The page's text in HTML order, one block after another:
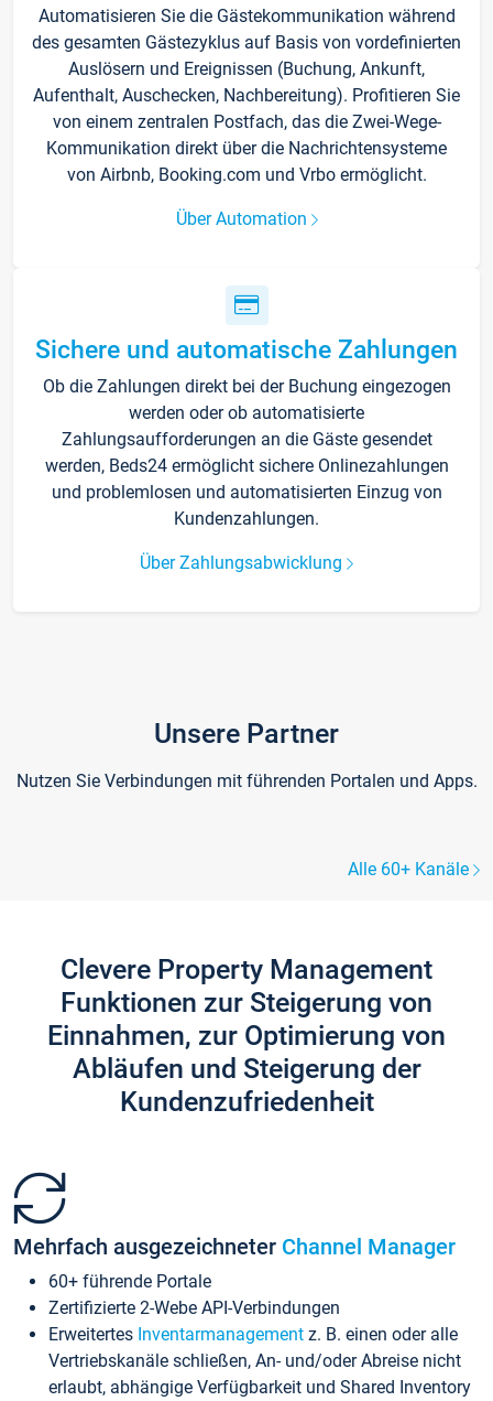
Automatisieren Sie die Gästekommunikation während
des gesamten Gästezyklus auf Basis von vordefinierten
Auslösern und Ereignissen (Buchung, Ankunft,
Aufenthalt, Auschecken, Nachbereitung). Profitieren Sie
von einem zentralen Postfach, das die Zwei-Wege-
Kommunikation direkt über die Nachrichtensysteme
von Airbnb, Booking.com und Vrbo ermöglicht.
Über Automation
Sichere und automatische Zahlungen
Ob die Zahlungen direkt bei der Buchung eingezogen
werden oder ob automatisierte
Zahlungsaufforderungen an die Gäste gesendet
werden, Beds24 ermöglicht sichere Onlinezahlungen
und problemlosen und automatisierten Einzug von
Kundenzahlungen.
Über Zahlungsabwicklung
Unsere Partner
Nutzen Sie Verbindungen mit führenden Portalen und Apps.
Alle 60+ Kanäle
Clevere Property Management
Funktionen zur Steigerung von
Einnahmen, zur Optimierung von
Abläufen und Steigerung der
Kundenzufriedenheit
Mehrfach ausgezeichneter Channel Manager
60+ führende Portale
Zertifizierte 2-Webe API-Verbindungen
Erweitertes Inventarmanagement z. B. einen oder alle
Vertriebskanäle schließen, An- und/oder Abreise nicht
erlaubt, abhängige Verfügbarkeit und Shared Inventory